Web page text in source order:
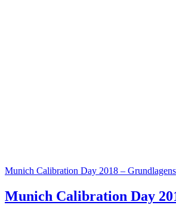
Munich Calibration Day 2018 –
Munich Calibration Day